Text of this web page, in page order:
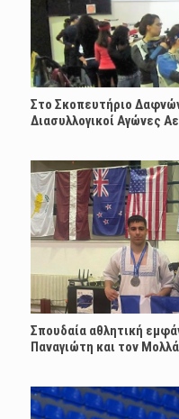
Στο Σκοπευτήριο
Διασυλλογικοί Αγώνες
Σπουδαία αθλητική
Παναγιώτη και τον Μολλά